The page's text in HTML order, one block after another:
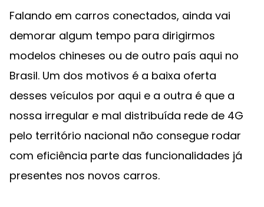
Falando em carros conectados, ainda vai
demorar algum tempo para dirigirmos
modelos chineses ou de outro país aqui no
Brasil. Um dos motivos é a baixa oferta
desses veículos por aqui e a outra é que a
nossa irregular e mal distribuída rede de 4G
pelo território nacional não consegue rodar
com eficiência parte das funcionalidades já
presentes nos novos carros.